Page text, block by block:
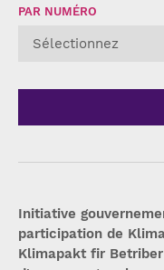
Initiative
participation de
Klimapakt fir
PAR NUMÉRO